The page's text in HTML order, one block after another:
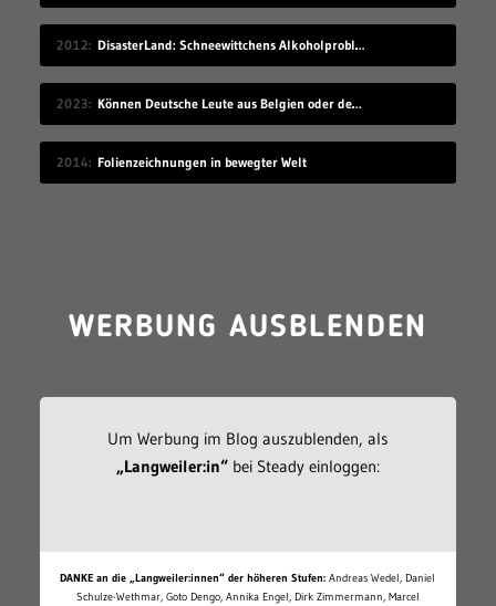
2012 DisasterLand: Schneewittchens Alkoholproblem
2023 Können Deutsche Leute aus Belgien oder den Niederlanden verstehen?
2014 Folienzeichnungen in bewegter Welt
WERBUNG AUSBLENDEN
Um Werbung im Blog auszublenden, als
„Langweiler:in“bei Steady einloggen:
DANKE an die „Langweiler:innen“ der höheren Stufen: Andreas Wedel, Daniel
Schulze-Wethmar, Goto Dengo, Annika Engel, Dirk Zimmermann, Marcel